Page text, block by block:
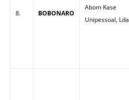
8. BOBONARO
Abom Kase
Unipessoal, Lda